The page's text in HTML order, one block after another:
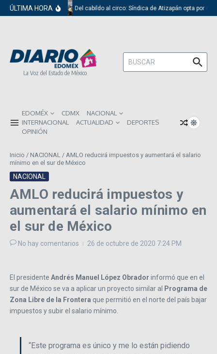
Saltar al contenido
ÚLTIMA HORA Del cabildo al circo: Síndica de Atizapán opta por el
La Voz del Estado de México
Buscar:
EDOMÉX CDMX
NACIONAL
INTERNACIONAL
ACTUALIDAD
DEPORTES
OPINIÓN
Inicio / NACIONAL / AMLO reducirá impuestos y aumentará el salario
mínimo en el sur de México
NACIONAL
AMLO reducirá impuestos y
aumentará el salario mínimo en
el sur de México
No hay comentarios 26 de octubre de 2020 7:24 PM
El presidente Andrés Manuel López Obrador informó que en el
sur de México se va a aplicar un proyecto similar al
Programa de
Zona Libre de la Frontera que permitió en el norte del país bajar
impuestos y subir el salario mínimo.
“Este programa es único y me lo están pidiendo